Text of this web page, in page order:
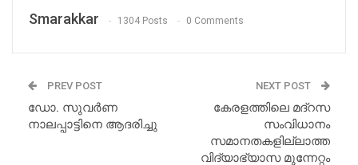
Smarakkar 1304 Posts 0 Comments
PREV POST
ഡോ. സുവര്‍ണ
നാലപ്പാട്ടിനെ ആദരിച്ചു
NEXT POST
കേരളത്തിലെ മദ്റസ
സംവിധാനം
സമാനതകളില്ലാത്ത
വിദ്യാഭ്യാസ മുന്നേറ്റം